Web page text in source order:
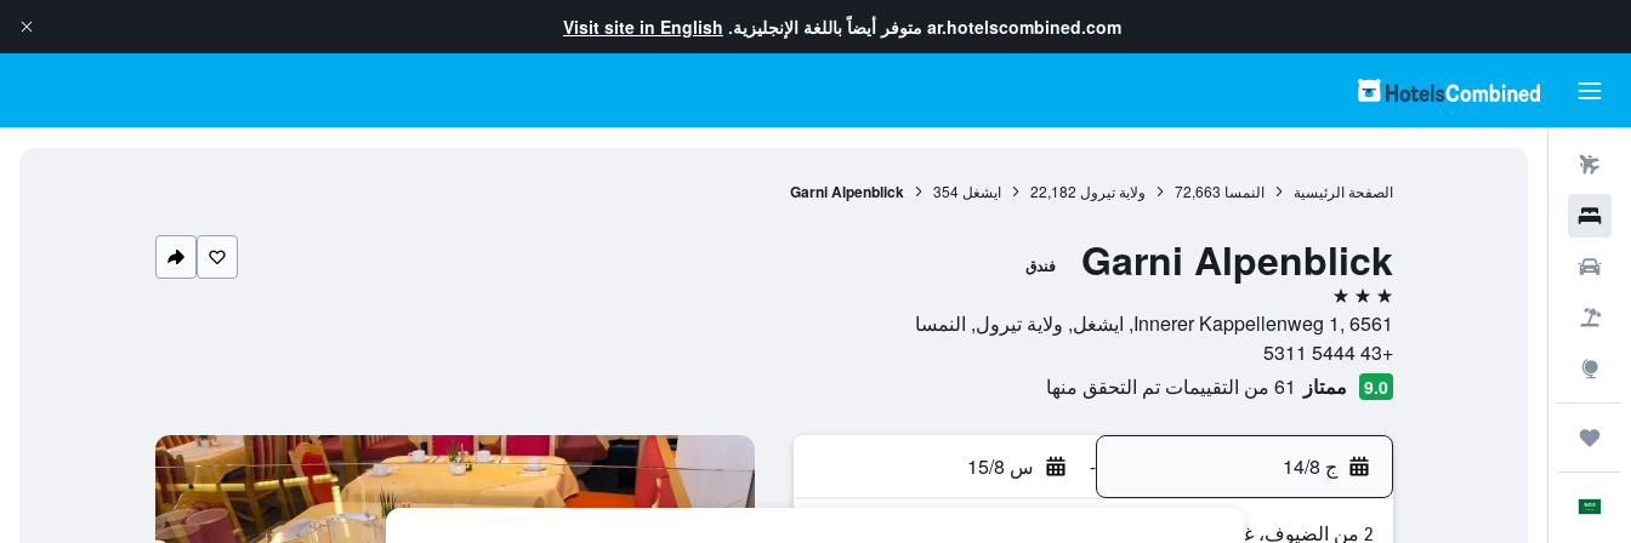
ar.hotelscombined.com متوفر أيضاً باللغة الإنجليزية. Visit site in English
الصفحة الرئيسية النمسا 72,663 ولاية تيرول 22,182 ايشغل 354
Garni Alpenblick
Garni Alpenblick فندق
3 نجوم
Innerer Kappellenweg 1, 6561, ايشغل, ولاية تيرول, النمسا
+43 5444 5311
9.0 ممتاز 61 من التقييمات تم التحقق منها
ج 14/8 - س 15/8
2 من الضيوف، غرفة واحدة